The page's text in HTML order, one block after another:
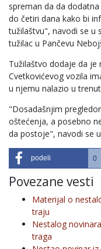
spreman da da
do četiri dana kako bi
tužilaštvu", navodi se u
tužilac u Pančevu
Tužilaštvo dodaje da je
Cvetkovićevog vozila
u njemu nalazio u
"Dosadašnjim
oštećenja, a posebno
da postoje", navodi se
podeli 0
Povezane vesti
Materijal o
traju
Nestalog
traga